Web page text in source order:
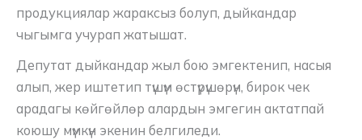
продукциялар жараксыз болуп, дыйкандар
чыгымга учурап жатышат.
Депутат дыйкандар жыл бою эмгектенип, насыя
алып, жер иштетип түшүм өстүрүшөрүн, бирок чек
арадагы көйгөйлөр алардын эмгегин актатпай
коюшу мүмкүн экенин белгиледи.